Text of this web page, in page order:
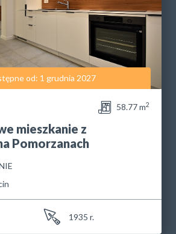
od: 1 grudnia 2027
58.77 m2
mieszkanie z
Pomorzanach
1935 r.